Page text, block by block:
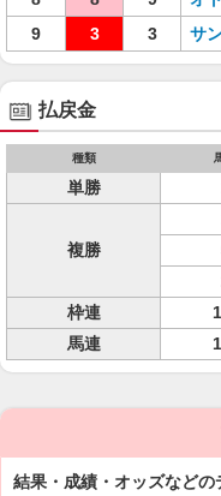
9
3 3 サ
払戻金
種類
単勝
複勝
枠連
馬連
結果・成績・オッズなど